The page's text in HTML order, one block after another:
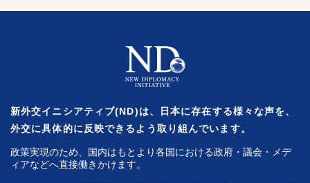
新外交イニシアティブ(ND)は、日本に存在する様々な声を、
外交に具体的に反映できるよう取り組んでいます。
政策実現のため、国内はもとより各国における政府・議会・メデ
ィアなどへ直接働きかけます。